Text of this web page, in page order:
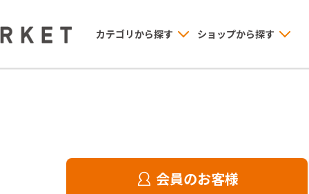
カテゴリから探す ショップから探す
会員のお客様